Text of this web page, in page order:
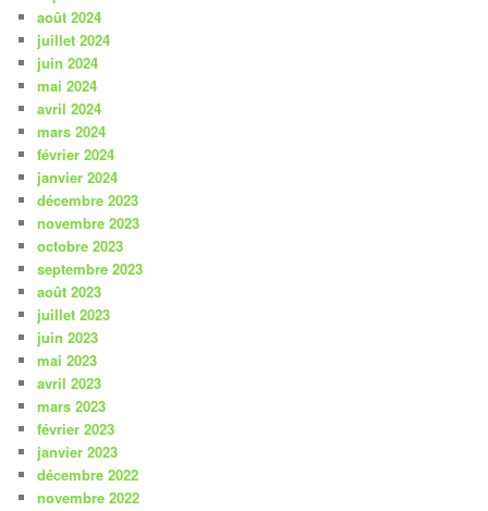
août 2024
juillet 2024
juin 2024
mai 2024
avril 2024
mars 2024
février 2024
janvier 2024
décembre 2023
novembre 2023
octobre 2023
septembre 2023
août 2023
juillet 2023
juin 2023
mai 2023
avril 2023
mars 2023
février 2023
janvier 2023
décembre 2022
novembre 2022